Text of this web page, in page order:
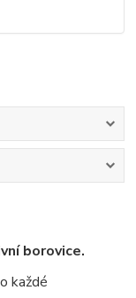
borovice.
každé